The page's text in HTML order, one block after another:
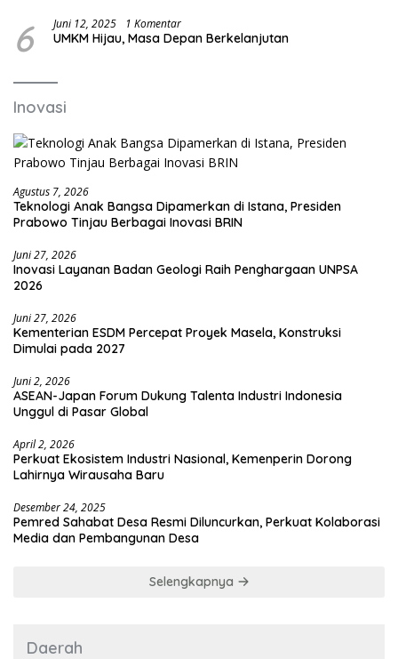
6 Juni 12, 2025 1 Komentar
UMKM Hijau, Masa Depan Berkelanjutan
Inovasi
Agustus 7, 2026
Teknologi Anak Bangsa Dipamerkan di Istana, Presiden
Prabowo Tinjau Berbagai Inovasi BRIN
Juni 27, 2026
Inovasi Layanan Badan Geologi Raih Penghargaan UNPSA
2026
Juni 27, 2026
Kementerian ESDM Percepat Proyek Masela, Konstruksi
Dimulai pada 2027
Juni 2, 2026
ASEAN-Japan Forum Dukung Talenta Industri Indonesia
Unggul di Pasar Global
April 2, 2026
Perkuat Ekosistem Industri Nasional, Kemenperin Dorong
Lahirnya Wirausaha Baru
Desember 24, 2025
Pemred Sahabat Desa Resmi Diluncurkan, Perkuat Kolaborasi
Media dan Pembangunan Desa
Selengkapnya
Daerah